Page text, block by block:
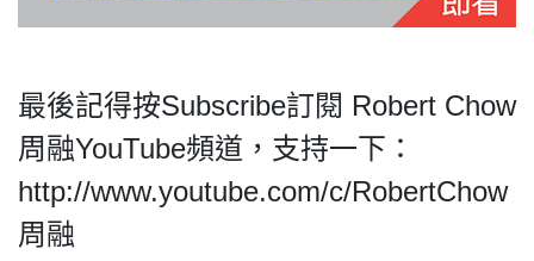
私
隱
政
最後記得按Subscribe訂閱 Robert Chow
周融YouTube頻道，支持一下：
http://www.youtube.com/c/RobertChow
周融